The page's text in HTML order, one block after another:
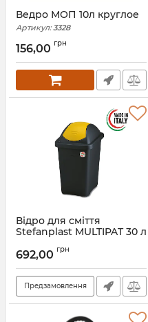
Ведро МОП 10л круглое
Артикул: 3328
156,00 грн
Відро для сміття
Stefanplast MULTIPAT 30 л
Артикул: 70211
692,00 грн
Предзамовлення